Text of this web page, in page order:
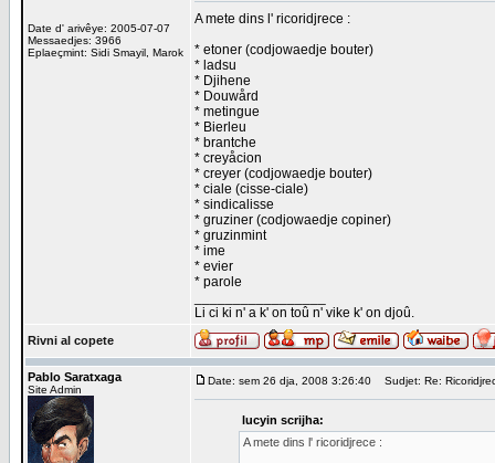
Date d' arivêye: 2005-07-07
Messaedjes: 3966
Eplaeçmint: Sidi Smayil, Marok
A mete dins l' ricoridjrece :
* etoner (codjowaedje bouter)
* ladsu
* Djihene
* Douwård
* metingue
* Bierleu
* brantche
* creyåcion
* creyer (codjowaedje bouter)
* ciale (cisse-ciale)
* sindicalisse
* gruziner (codjowaedje copiner)
* gruzinmint
* ime
* evier
* parole
Li ci ki n' a k' on toû n' vike k' on djoû.
Rivni al copete
Pablo Saratxaga
Site Admin
Date: sem 26 dja, 2008 3:26:40 Sudjet: Re:
lucyin scrijha:
A mete dins l' ricoridjrece :